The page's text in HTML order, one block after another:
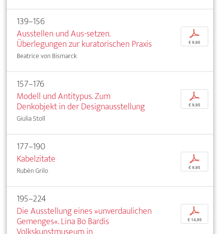
139–156
Ausstellen und Aus-setzen.
Überlegungen zur kuratorischen Praxis
Beatrice von Bismarck
p
€ 9,95
157–176
Modell und Antitypus. Zum
Denkobjekt in der Designausstellung
Giulia Stoll
p
€ 9,95
177–190
Kabelzitate
Rubén Grilo
p
€ 9,95
195–224
Die Ausstellung eines »unverdaulichen
Gemenges«. Lina Bo Bardis
p
€ 14,95